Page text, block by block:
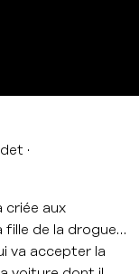
criée aux
fille de la drogue…
va accepter la